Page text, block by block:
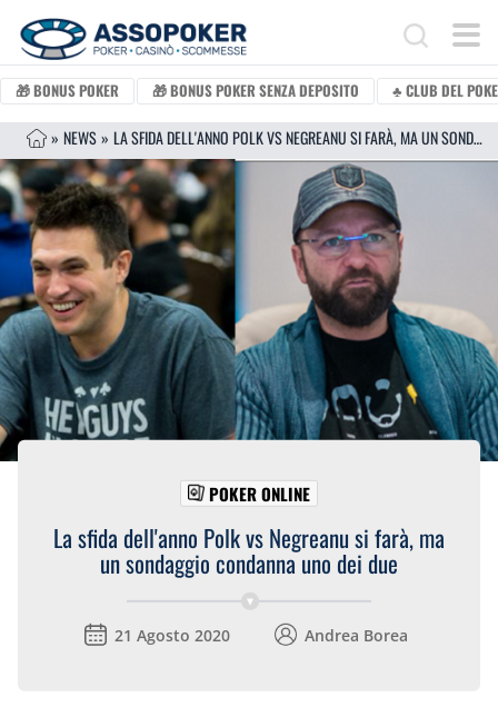
Vai al contenuto
Search for:
🎁 BONUS POKER 🎁 BONUS POKER SENZA DEPOSITO ♣️ CLUB DEL
» NEWS» LA SFIDA DELL'ANNO POLK VS NEGREANU SI FARÀ, MA UN SONDAGGIO CONDANNA UNO DEI DUE
POKER ONLINE
La sfida dell'anno Polk vs Negreanu si farà, ma
un sondaggio condanna uno dei due
21 Agosto 2020 Andrea Borea